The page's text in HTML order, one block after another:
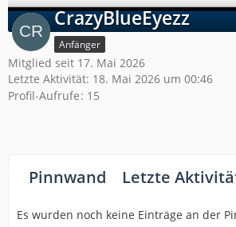
CrazyBlueEyezz
Anfänger
Mitglied seit 17. Mai 2026
Letzte Aktivität: 18. Mai 2026 um 00:46
Profil-Aufrufe 15
Pinnwand Letzte
Es wurden noch keine Einträge an der